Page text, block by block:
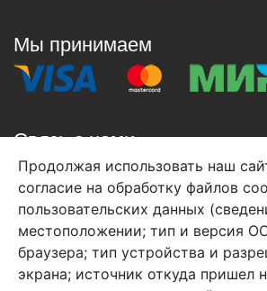
Мы принимаем
Связь с нами
+7 (495) 933-38-08
info@arben-textile.ru- оптовые
Продолжая использовать наш
согласие на обработку файлов
пользовательских данных
местоположении; тип и версия
браузера; тип устройства и
экрана; источник откуда пришел